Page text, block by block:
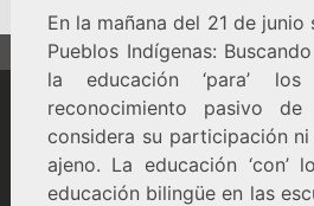
En la mañana del 21 de
Pueblos Indígenas:
la educación ‘para’
reconocimiento pasivo
considera su participación
ajeno. La educación
educación bilingüe en las